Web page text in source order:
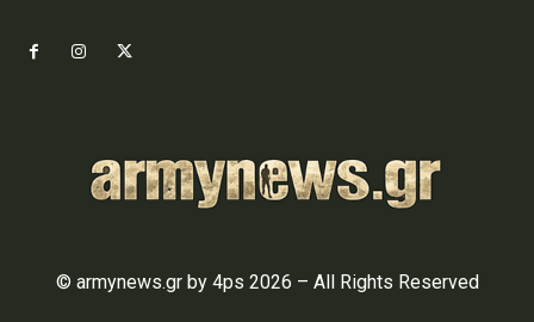
© armynews.gr by 4ps 2026 – All Rights Reserved